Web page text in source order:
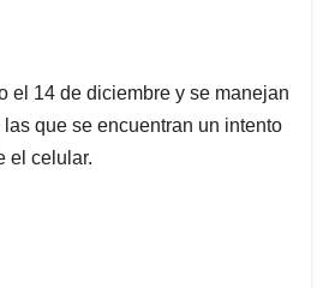
el 14 de diciembre y se manejan
que se encuentran un intento
el celular.